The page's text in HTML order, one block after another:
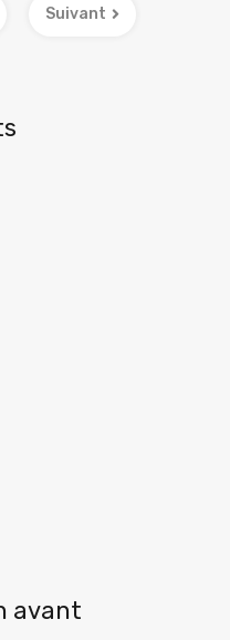
Suivant
avant